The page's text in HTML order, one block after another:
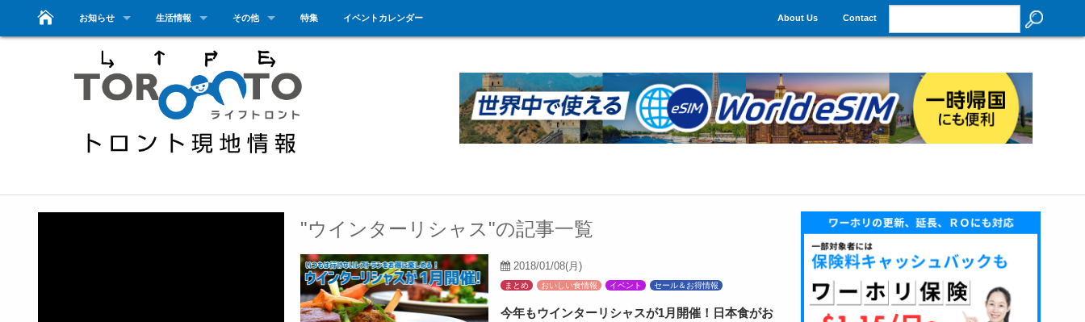
お知らせ 生活情報 その他 特集 イベントカレンダー About Us Contact
"ウインターリシャス"の記事一覧
2018/01/08(月)
まとめ おいしい食情報 イベント セール＆お得情報
今年もウインターリシャスが1月開催！日本食がお